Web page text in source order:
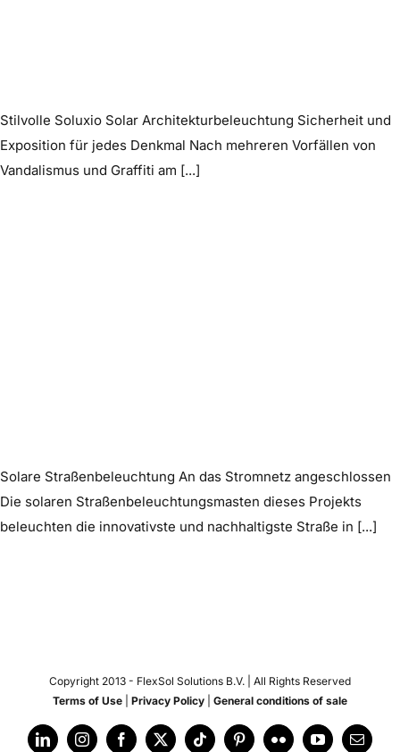
Stilvolle Soluxio Solar Architekturbeleuchtung Sicherheit und
Exposition für jedes Denkmal Nach mehreren Vorfällen von
Vandalismus und Graffiti am [...]
Solare Straßenbeleuchtung An das Stromnetz angeschlossen
Die solaren Straßenbeleuchtungsmasten dieses Projekts
beleuchten die innovativste und nachhaltigste Straße in [...]
Copyright 2013 - FlexSol Solutions B.V. | All Rights Reserved
Terms of Use
Privacy Policy General conditions of sale
LinkedInInstagramFacebook
X Tiktok PinterestFlickr YouTubeEmail